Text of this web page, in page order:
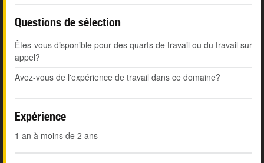
Questions de sélection
Êtes-vous disponible pour des quarts de travail ou du travail sur
appel?
Avez-vous de l'expérience de travail dans ce domaine?
Expérience
1 an à moins de 2 ans